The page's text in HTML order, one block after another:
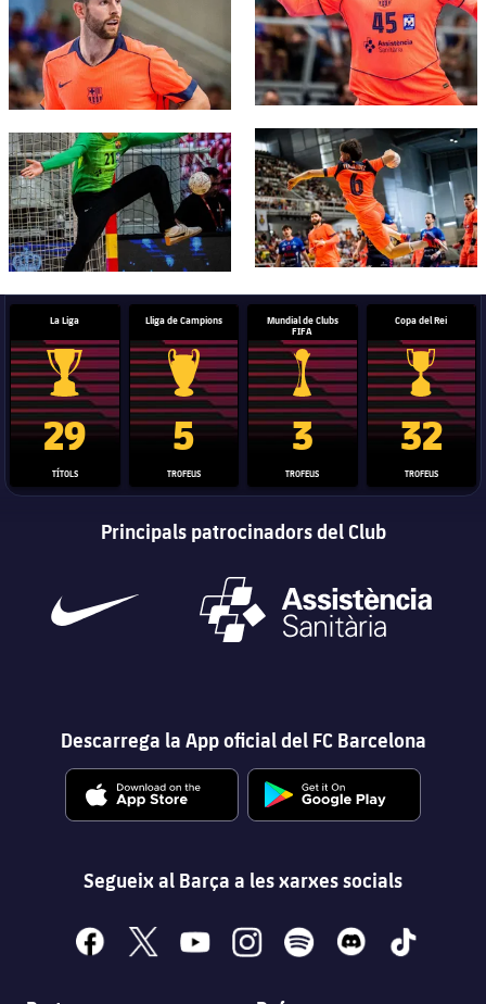
FC Barcelona club badge FC Barcelona club badge
La Liga
Trofeu de la Liga
29
TÍTOLS
Lliga de Campions
Trofeu de la Lliga de Campions
5
TROFEUS
Mundial de Clubs
FIFA
Trofeu del Mundial de Clubs
3
TROFEUS
Copa del Rei
Copa del
32
TROFEUS
Principals patrocinadors del Club
Descarrega la App oficial del FC Barcelona
Segueix al Barça a les xarxes socials
facebook
x youtubeinstagramspotify discord tiktok